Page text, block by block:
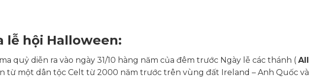
lễ hội Halloween:
quỷ diễn ra vào ngày 31/10 hàng năm của đêm trước Ngày lễ các thánh ( All
từ một dân tộc Celt từ 2000 năm trước trên vùng đất Ireland – Anh Quốc và